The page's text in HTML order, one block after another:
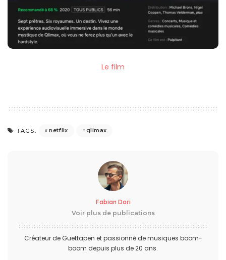
Le film
TAGS: netflix qlimax
Fabian Dori
Voir plus de publications
Créateur de Guettapen et passionné de musiques boom-
boom depuis plus de 20 ans.